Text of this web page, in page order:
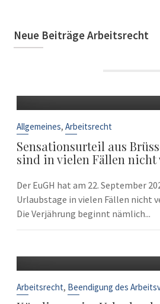
Neue Beiträge Arbeitsrecht
Allgemeines, Arbeitsrecht
Sensationsurteil aus
sind in vielen Fällen nicht
Der EuGH hat am 22. September
Urlaubstage in vielen Fällen nicht
Die Verjährung beginnt nämlich...
Arbeitsrecht, Beendigung des